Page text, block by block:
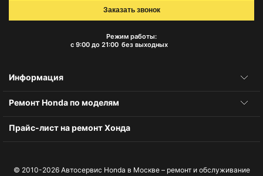
Режим работы:
с 9:00 до 21:00 без выходных
Заказать звонок
Информация
Ремонт Honda по моделям
Прайс-лист на ремонт Хонда
© 2010-2026 Автосервис Honda в Москве – ремонт и обслуживание